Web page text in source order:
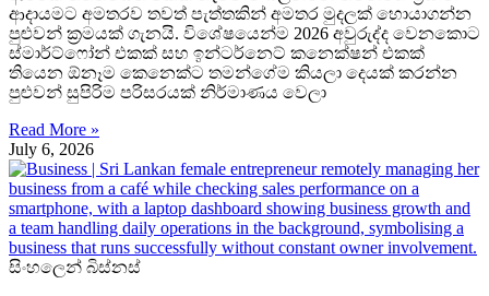
ආදායමට අමතරව තවත් පැත්තකින් අමතර මුදලක් හොයාගන්න
පුළුවන් ක්‍රමයක් ගැනයි. විශේෂයෙන්ම 2026 අවුරුද්ද වෙනකොට
ස්මාර්ට්ෆෝන් එකක් සහ ඉන්ටර්නෙට් කනෙක්ෂන් එකක්
තියෙන ඕනෑම කෙනෙක්ට තමන්ගේම කියලා දෙයක් කරන්න
පුළුවන් සුපිරිම පරිසරයක් නිර්මාණය වෙලා
Read More »
July 6, 2026
සිංහලෙන් බිස්නස්